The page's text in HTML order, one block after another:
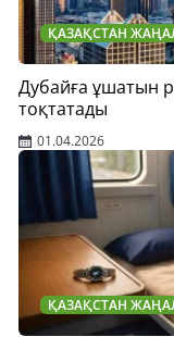
ҚАЗАҚСТАН
Дубайға ұшатын
тоқтатады
01.04.2026
ҚАЗАҚСТАН